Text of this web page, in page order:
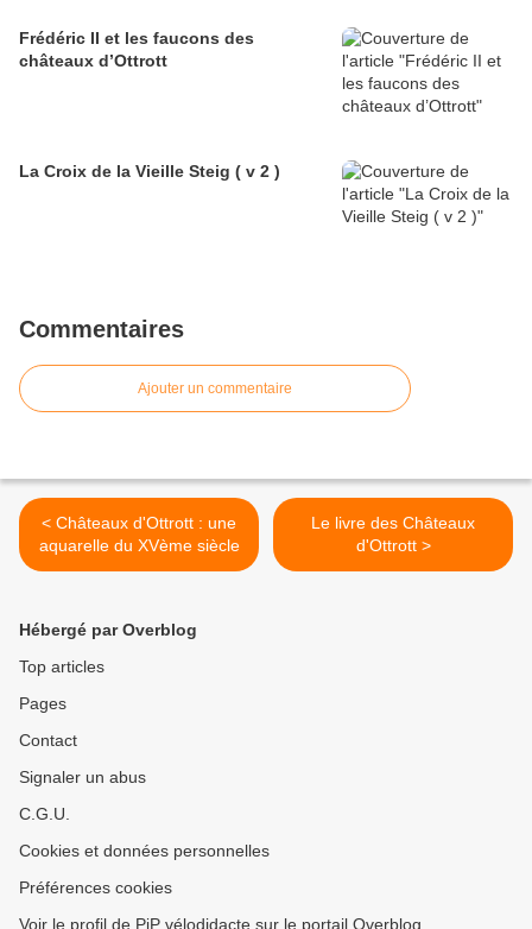
Frédéric II et les faucons des
châteaux d’Ottrott
La Croix de la Vieille Steig ( v 2 )
Commentaires
Ajouter un commentaire
< Châteaux d'Ottrott : une
aquarelle du XVème siècle
Le livre des Châteaux
d'Ottrott >
Hébergé par Overblog
Top articles
Pages
Contact
Signaler un abus
C.G.U.
Cookies et données personnelles
Préférences cookies
Voir le profil de PiP vélodidacte sur le portail Overblog